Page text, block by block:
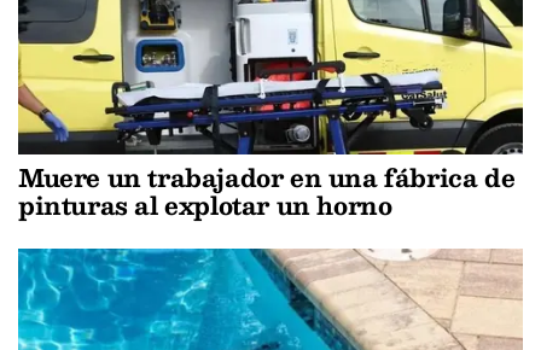
Muere un trabajador en una fábrica de
pinturas al explotar un horno